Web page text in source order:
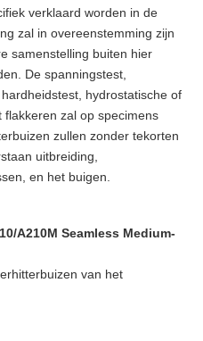
verklaard worden in de
zal in overeenstemming zijn
samenstelling buiten hier
De spanningstest,
hydrostatische of
zal op specimens
zullen zonder tekorten
uitbreiding,
en het buigen.
A210M Seamless Medium-
van het